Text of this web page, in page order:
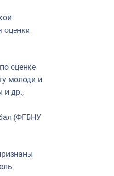
оценки
оценке
молоди и
и др.,
(ФГБНУ